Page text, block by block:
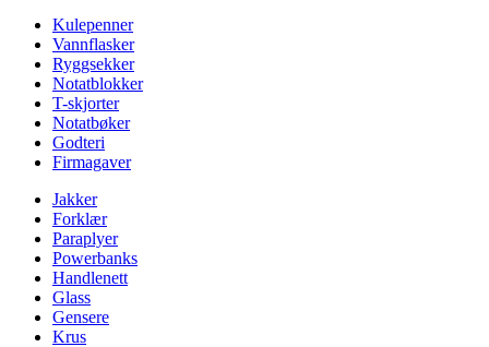
Kulepenner
Vannflasker
Ryggsekker
Notatblokker
T-skjorter
Notatbøker
Godteri
Firmagaver
Jakker
Forklær
Paraplyer
Powerbanks
Handlenett
Glass
Gensere
Krus